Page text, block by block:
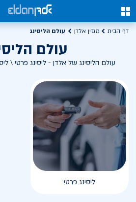
0
דף הבית מגזין אלדן עולם הליסינג
עולם
עולם הליסינג של אלדן - ליסינג פרטי \
ליסינג פרטי